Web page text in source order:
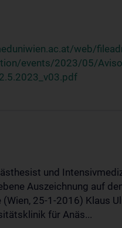
web/
events/2023/05/
und
Auszeichnung auf
25-1-2016) Klaus
für Anäs...